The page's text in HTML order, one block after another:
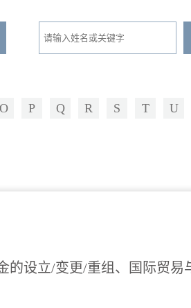
O P Q R S T U
的设立/变更/重组、国际贸易